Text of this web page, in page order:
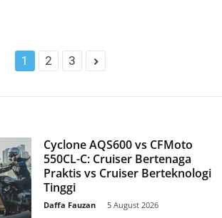
1 2 3
Cyclone AQS600 vs CFMoto
550CL-C: Cruiser Bertenaga
Praktis vs Cruiser Berteknologi
Tinggi
Daffa Fauzan 5 August 2026